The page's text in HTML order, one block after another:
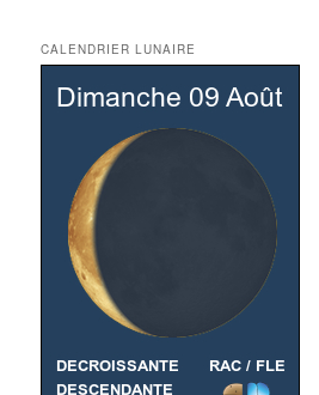
CALENDRIER LUNAIRE